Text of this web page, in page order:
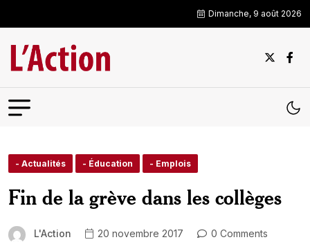
Dimanche, 9 août 2026
- Actualités - Éducation - Emplois
Fin de la grève dans les collèges
L'Action 20 novembre 2017
0 Comments